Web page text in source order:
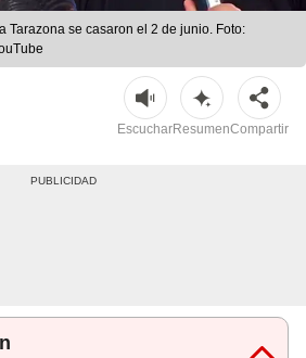
Tarazona se casaron el 2 de junio. Foto:
EscucharResumenCompartir